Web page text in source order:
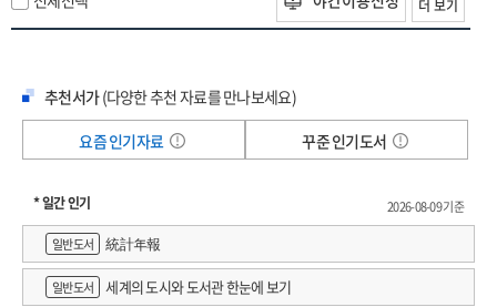
더 보기
추천서가(다양한 추천 자료를 만나보세요)
요즘 인기자료
꾸준 인기도서
* 일간 인기
2026-08-09 기준
일반도서
統計年報
일반도서 세계의 도시와 도서관 한눈에 보기